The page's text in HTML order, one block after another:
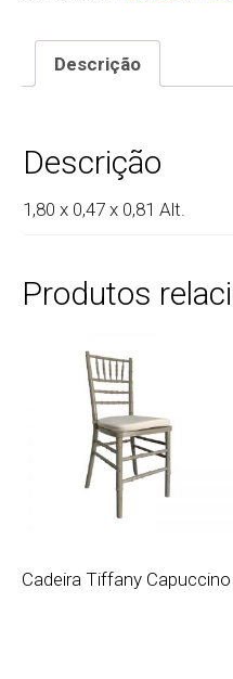
Descrição
Descrição
1,80 x 0,47 x 0,81 Alt.
Produtos
Cadeira Tiffany Capuccino